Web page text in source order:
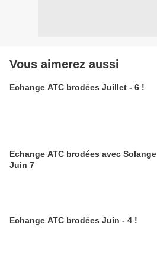
Vous aimerez aussi
Echange ATC brodées Juillet - 6 !
Echange ATC brodées avec Solange
Juin 7
Echange ATC brodées Juin - 4 !